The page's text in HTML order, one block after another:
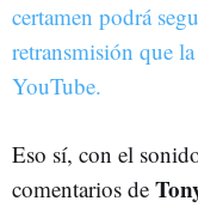
certamen podrá
retransmisión que
YouTube.
Eso sí, con el
comentarios de